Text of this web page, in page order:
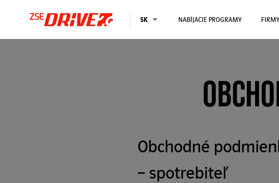
SK NABÍJACIE PROGRAMY FIRMY
Obchodné
– spotrebiteľ